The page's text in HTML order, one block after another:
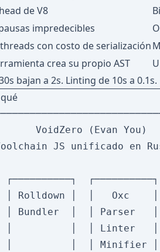
de V8
impredecibles
con costo de serialización
crea su propio AST
bajan a 2s. Linting de 10s a
VoidZero (Evan
JS unificado
┌──────────┐
Rolldown │  │   Oxc
│ Bundler  │  │ Parser
│          │  │ Linter
│          │  │ Minifier